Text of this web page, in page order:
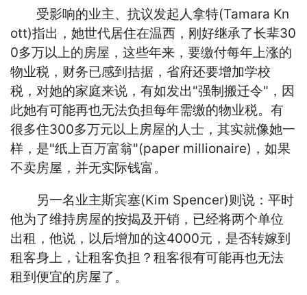
受影响的业主、抗议发起人拿特(Tamara Kn
ott)指出，她世代居住在温西，刚好继承了长辈30
0多万以上的房屋，这些年来，要缴付每年上涨的
物业税，财务已感到拮据，省府还要增加学校
税，对她的家庭来说，有如发出"强制搬迁令"，因
此她有可能再也无法负担每年需缴的物业税。有
很多住300多万元以上房屋的人士，其实就像她一
样，是"纸上百万富翁"(paper millionaire)，如果
不卖房屋，并无实际钱富。
另一名业主斯宾塞(Kim Spencer)则说：平时
他为了维持房屋的按揭及开销，已经将两个单位
出租，他说，以后增加的这4000元，是否转嫁到
租客身上，让租客负担？租客很有可能再也无法
租到便宜的房屋了。